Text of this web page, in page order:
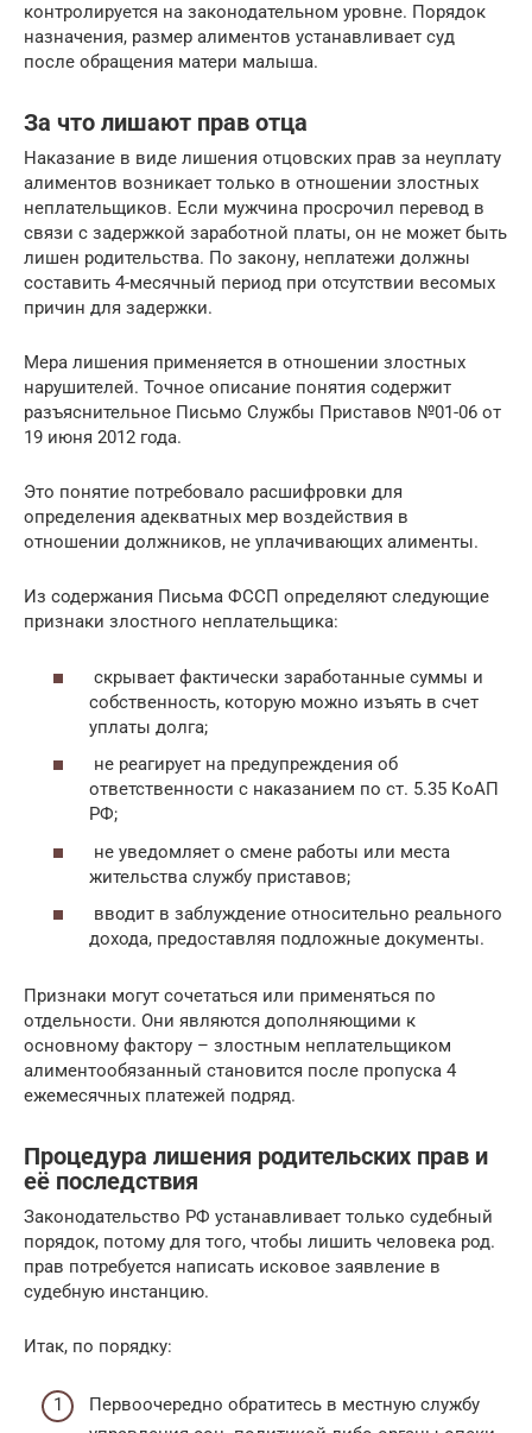
контролируется на законодательном уровне. Порядок
назначения, размер алиментов устанавливает суд
после обращения матери малыша.
За что лишают прав отца
Наказание в виде лишения отцовских прав за неуплату
алиментов возникает только в отношении злостных
неплательщиков. Если мужчина просрочил перевод в
связи с задержкой заработной платы, он не может быть
лишен родительства. По закону, неплатежи должны
составить 4-месячный период при отсутствии весомых
причин для задержки.
Мера лишения применяется в отношении злостных
нарушителей. Точное описание понятия содержит
разъяснительное Письмо Службы Приставов №01-06 от
19 июня 2012 года.
Это понятие потребовало расшифровки для
определения адекватных мер воздействия в
отношении должников, не уплачивающих алименты.
Из содержания Письма ФССП определяют следующие
признаки злостного неплательщика:
скрывает фактически заработанные суммы и
собственность, которую можно изъять в счет
уплаты долга;
не реагирует на предупреждения об
ответственности с наказанием по ст. 5.35 КоАП
РФ;
не уведомляет о смене работы или места
жительства службу приставов;
вводит в заблуждение относительно реального
дохода, предоставляя подложные документы.
Признаки могут сочетаться или применяться по
отдельности. Они являются дополняющими к
основному фактору – злостным неплательщиком
алиментообязанный становится после пропуска 4
ежемесячных платежей подряд.
Процедура лишения родительских прав и
её последствия
Законодательство РФ устанавливает только судебный
порядок, потому для того, чтобы лишить человека род.
прав потребуется написать исковое заявление в
судебную инстанцию.
Итак, по порядку:
Первоочередно обратитесь в местную службу